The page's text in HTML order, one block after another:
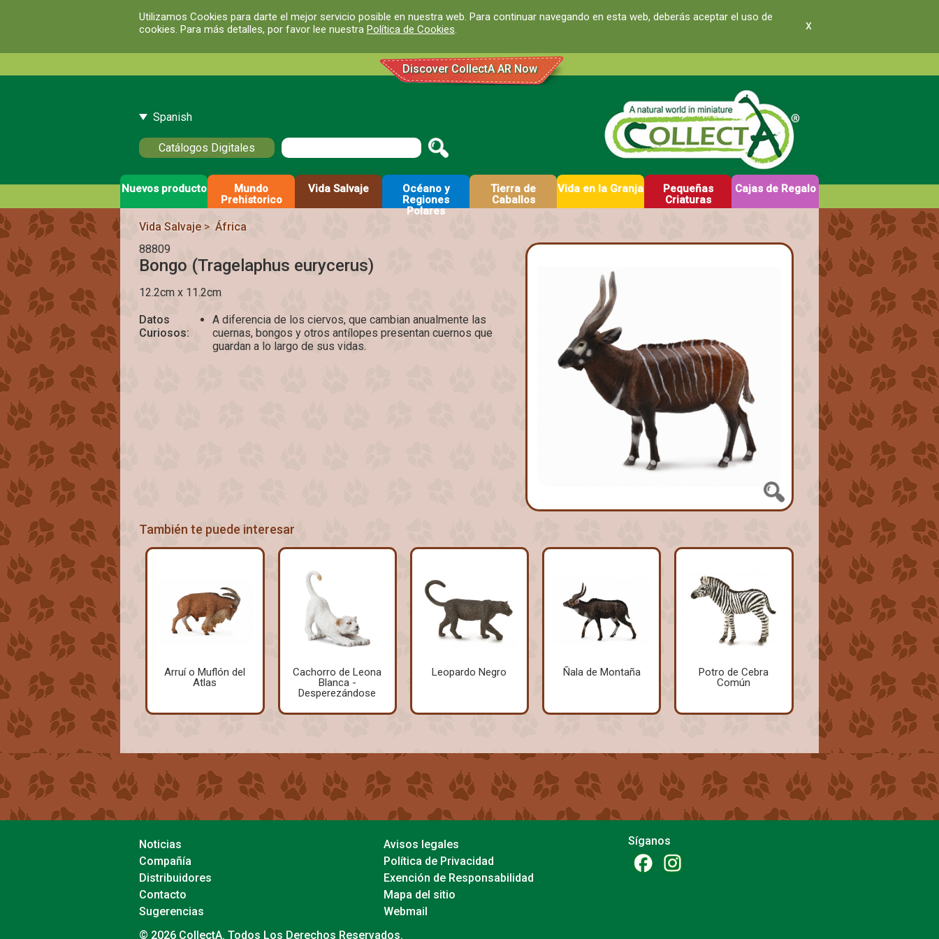
Utilizamos Cookies para darte el mejor servicio posible en nuestra web. Para continuar navegando en esta web, deberás aceptar el uso de
cookies. Para más detalles, por favor lee nuestra Política de Cookies. x
Discover CollectA AR Now
Spanish
Catálogos Digitales
Nuevos producto
Mundo
Prehistorico
Vida Salvaje
Océano y
Regiones
Polares
Tierra de
Caballos
Vida en la Granja
Pequeñas
Criaturas
Cajas de Regalo
Vida Salvaje> África
88809
Bongo (Tragelaphus eurycerus)
12.2cm x 11.2cm
Datos
Curiosos:
A diferencia de los ciervos, que cambian anualmente las
cuernas, bongos y otros antílopes presentan cuernos que
guardan a lo largo de sus vidas.
También te puede interesar
Arruí o Muflón del
Atlas
Cachorro de Leona
Blanca -
Desperezándose
Leopardo Negro Ñala de Montaña
Potro de Cebra
Común
Noticias
Compañía
Distribuidores
Contacto
Sugerencias
Avisos legales
Política de Privacidad
Exención de Responsabilidad
Mapa del sitio
Webmail
Síganos
© 2026 CollectA. Todos Los Derechos Reservados.